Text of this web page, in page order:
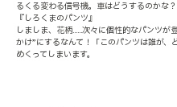
るくる変わる信号機。車はどうするのかな
『しろくまのパンツ』
しましま、花柄……次々に個性的なパンツが
かけ”にするなんて！「このパンツは誰が
めくってしまいます。